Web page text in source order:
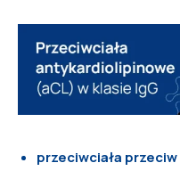
przeciwciała przeciw